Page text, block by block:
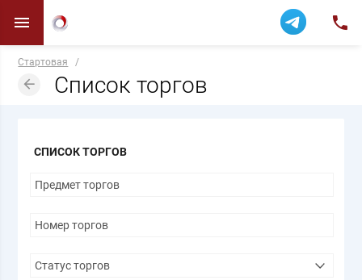
Стартовая /
Список торгов
СПИСОК ТОРГОВ